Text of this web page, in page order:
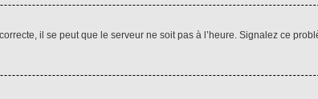
il se peut que le serveur ne soit pas à l’heure. Signalez ce